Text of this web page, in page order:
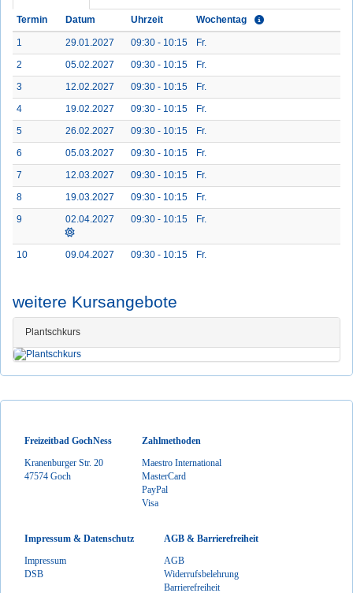
Termin Datum Uhrzeit Wochentag
1 29.01.2027 09:30 - 10:15
Fr.
2
05.02.2027 09:30 - 10:15
Fr.
3
12.02.2027 09:30 - 10:15
Fr.
4
19.02.2027 09:30 - 10:15
Fr.
5
26.02.2027 09:30 - 10:15
Fr.
6
05.03.2027 09:30 - 10:15
Fr.
7
12.03.2027 09:30 - 10:15
Fr.
8
19.03.2027 09:30 - 10:15
Fr.
9
02.04.2027 09:30 - 10:15 Fr.
10 09.04.2027 09:30 - 10:15 Fr.
weitere Kursangebote
Plantschkurs
Freizeitbad GochNess
Kranenburger Str. 20
47574 Goch
Zahlmethoden
Maestro International
MasterCard
PayPal
Visa
Impressum & Datenschutz
Impressum
DSB
AGB & Barrierefreiheit
AGB
Widerrufsbelehrung
Barrierefreiheit